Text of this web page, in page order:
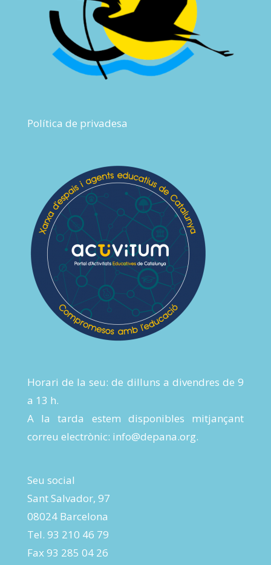
Política de privadesa
Horari de la seu: de dilluns a divendres de 9
a 13 h.
A la tarda estem disponibles mitjançant
correu electrònic: info@depana.org.
Seu social
Sant Salvador, 97
08024 Barcelona
Tel. 93 210 46 79
Fax 93 285 04 26